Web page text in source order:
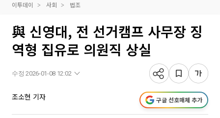
이투데이 사회 법조
與 신영대, 전 선거캠프 사무장 징
역형 집유로 의원직 상실
수정 2026-01-08 12:02
조소현 기자 구글 선호매체 추가